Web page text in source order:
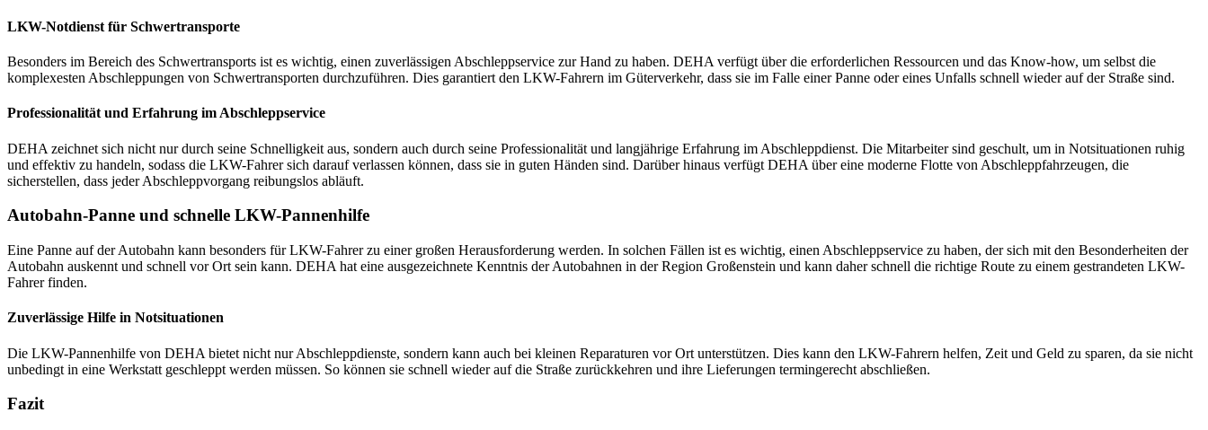
LKW-Notdienst für Schwertransporte
Besonders im Bereich des Schwertransports ist es wichtig, einen zuverlässigen Abschleppservice zur Hand zu haben. DEHA verfügt über die erforderlichen Ressourcen und das Know-how, um selbst die
komplexesten Abschleppungen von Schwertransporten durchzuführen. Dies garantiert den LKW-Fahrern im Güterverkehr, dass sie im Falle einer Panne oder eines Unfalls schnell wieder auf der Straße sind.
Professionalität und Erfahrung im Abschleppservice
DEHA zeichnet sich nicht nur durch seine Schnelligkeit aus, sondern auch durch seine Professionalität und langjährige Erfahrung im Abschleppdienst. Die Mitarbeiter sind geschult, um in Notsituationen ruhig
und effektiv zu handeln, sodass die LKW-Fahrer sich darauf verlassen können, dass sie in guten Händen sind. Darüber hinaus verfügt DEHA über eine moderne Flotte von Abschleppfahrzeugen, die
sicherstellen, dass jeder Abschleppvorgang reibungslos abläuft.
Autobahn-Panne und schnelle LKW-Pannenhilfe
Eine Panne auf der Autobahn kann besonders für LKW-Fahrer zu einer großen Herausforderung werden. In solchen Fällen ist es wichtig, einen Abschleppservice zu haben, der sich mit den Besonderheiten der
Autobahn auskennt und schnell vor Ort sein kann. DEHA hat eine ausgezeichnete Kenntnis der Autobahnen in der Region Großenstein und kann daher schnell die richtige Route zu einem gestrandeten LKW-
Fahrer finden.
Zuverlässige Hilfe in Notsituationen
Die LKW-Pannenhilfe von DEHA bietet nicht nur Abschleppdienste, sondern kann auch bei kleinen Reparaturen vor Ort unterstützen. Dies kann den LKW-Fahrern helfen, Zeit und Geld zu sparen, da sie nicht
unbedingt in eine Werkstatt geschleppt werden müssen. So können sie schnell wieder auf die Straße zurückkehren und ihre Lieferungen termingerecht abschließen.
Fazit